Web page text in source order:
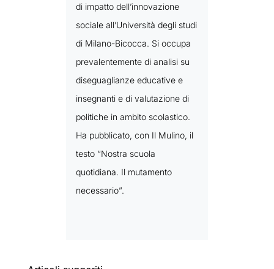
di impatto dell’innovazione
sociale all’Università degli studi
di Milano-Bicocca. Si occupa
prevalentemente di analisi su
diseguaglianze educative e
insegnanti e di valutazione di
politiche in ambito scolastico.
Ha pubblicato, con Il Mulino, il
testo “Nostra scuola
quotidiana. Il mutamento
necessario”.